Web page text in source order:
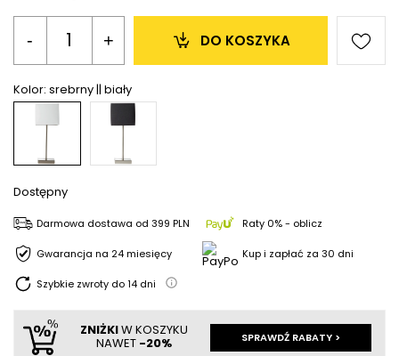
Kolor: srebrny || biały
- + DO KOSZYKA
Dostępny
Darmowa dostawa od 399 PLN Raty 0% - oblicz
Gwarancja na 24 miesięcy Kup i zapłać za 30 dni
Szybkie zwroty do14 dni
ZNIŻKIW KOSZYKU
NAWET -20% SPRAWDŹ RABATY >